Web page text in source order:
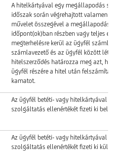
A hitelkártyával egy megállapodás
időszak során végrehajtott
művelet összegével a megállapodás
időpont(ok)ban részben vagy teljes
megterhelésre kerül az ügyfél
számlavezető és az ügyfél között
hitelszerződés határozza meg azt,
ügyfél részére a hitel után
kamatot.
Az ügyfél betéti- vagy hitelkártyával
szolgáltatás ellenértékét fizeti ki
Az ügyfél betéti- vagy hitelkártyával
szolgáltatás ellenértékét fizeti ki